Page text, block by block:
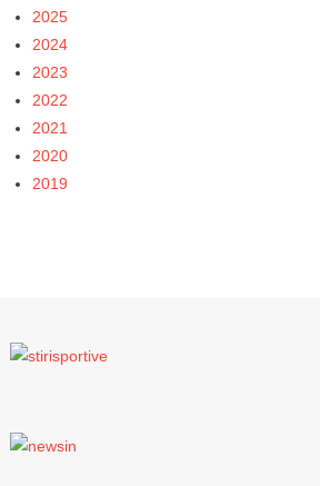
2025
2024
2023
2022
2021
2020
2019